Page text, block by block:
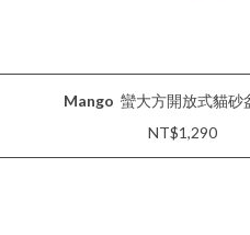
Mango 蠻大方開放式貓砂
NT$1,290